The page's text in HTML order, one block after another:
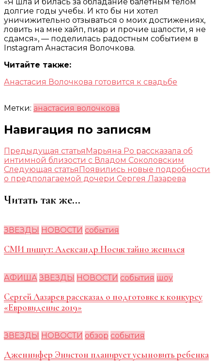
долгие годы учебы. И кто бы ни хотел
уничижительно отзываться о моих достижениях,
ловить на мне хайп, пиар и прочие шалости, я не
сдамся», — поделилась радостным событием в
Instagram Анастасия Волочкова.
Читайте также:
Анастасия Волочкова готовится к свадьбе
Метки: анастасия волочкова
Навигация по записям
Предыдущая статьяМарьяна Ро рассказала об
интимной близости с Владом Соколовским
Следующая статьяПоявились новые подробности
о предполагаемой дочери Сергея Лазарева
Читать так же...
ЗВЕЗДЫ НОВОСТИ события
СМИ пишут: Александр Носик тайно женился
АФИША ЗВЕЗДЫ НОВОСТИ события шоу
Сергей Лазарев рассказал о подготовке к конкурсу
«Евровидение 2019»
ЗВЕЗДЫ НОВОСТИ обзор события
Дженнифер Энистон планирует усыновить ребенка